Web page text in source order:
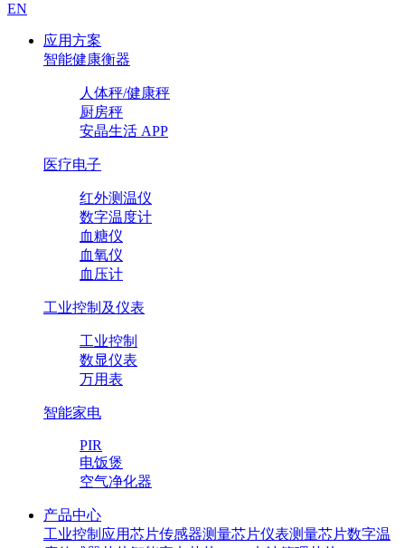
EN
应用方案
智能健康衡器
人体秤/健康秤
厨房秤
安晶生活 APP
医疗电子
红外测温仪
数字温度计
血糖仪
血氧仪
血压计
工业控制及仪表
工业控制
数显仪表
万用表
智能家电
PIR
电饭煲
空气净化器
产品中心
工业控制应用芯片传感器测量芯片仪表测量芯片数字温